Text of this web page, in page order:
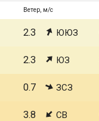
Ветер, м/с
2.3 ЮЮЗ
2.3 ЮЗ
0.7 ЗСЗ
3.8 СВ